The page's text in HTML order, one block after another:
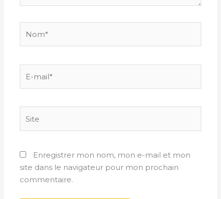
mail*
Enregistrer mon nom, mon e-mail et mon
site dans le navigateur pour mon prochain
commentaire.